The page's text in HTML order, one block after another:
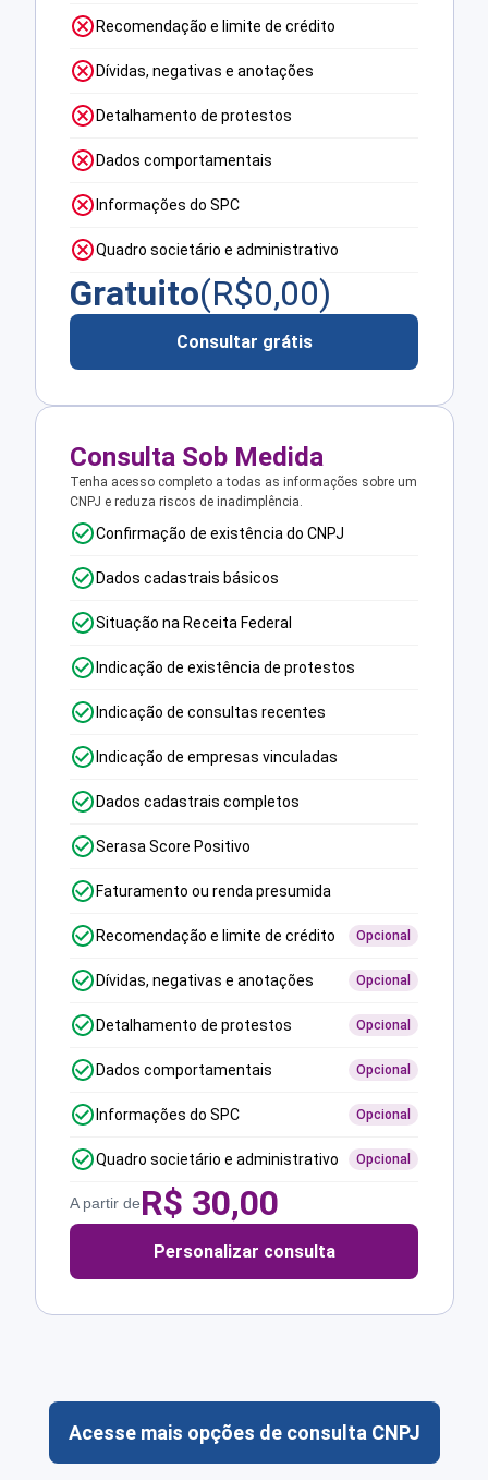
Recomendação e limite de crédito
Dívidas, negativas e anotações
Detalhamento de protestos
Dados comportamentais
Informações do SPC
Quadro societário e administrativo
Gratuito(R$0,00)
Consultar grátis
Consulta Sob Medida
Tenha acesso completo a todas as informações sobre um
CNPJ e reduza riscos de inadimplência.
Confirmação de existência do CNPJ
Dados cadastrais básicos
Situação na Receita Federal
Indicação de existência de protestos
Indicação de consultas recentes
Indicação de empresas vinculadas
Dados cadastrais completos
Serasa Score Positivo
Faturamento ou renda presumida
Recomendação e limite de crédito Opcional
Dívidas, negativas e anotações Opcional
Detalhamento de protestos Opcional
Dados comportamentais Opcional
Informações do SPC Opcional
Quadro societário e administrativo Opcional
A partir deR$ 30,00
Personalizar consulta
Acesse mais opções de consulta CNPJ